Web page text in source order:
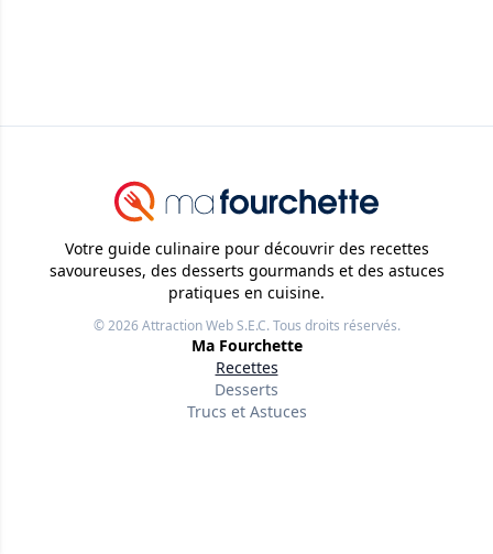
Votre guide culinaire pour découvrir des recettes
savoureuses, des desserts gourmands et des astuces
pratiques en cuisine.
© 2026Attraction Web S.E.C.Tous droits réservés.
Ma Fourchette
Recettes
Desserts
Trucs et Astuces